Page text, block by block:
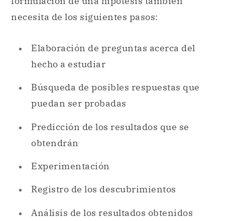
necesita de los siguientes pasos:
Elaboración de preguntas acerca del
hecho a estudiar
Búsqueda de posibles respuestas que
puedan ser probadas
Predicción de los resultados que se
obtendrán
Experimentación
Registro de los descubrimientos
Análisis de los resultados obtenidos